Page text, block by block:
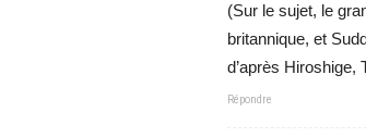
(Sur le sujet, le
britannique, et
d’après Hiroshige,
Répondre